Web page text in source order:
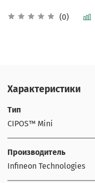
(0)
Характеристики
Тип
CIPOS™ Mini
Производитель
Infineon Technologies